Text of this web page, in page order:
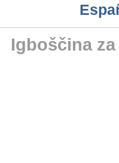
Igboščina